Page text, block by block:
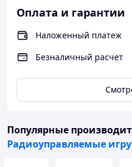
Оплата и гарантии
Наложенный платеж
Безналичный расчет
Популярные
Радиоуправляемые